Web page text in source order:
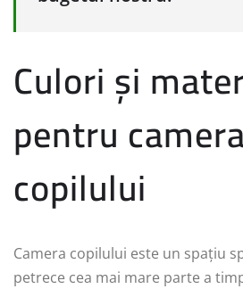
Culori și
pentru
copilului
Camera copilului este un spațiu
petrece cea mai mare parte a